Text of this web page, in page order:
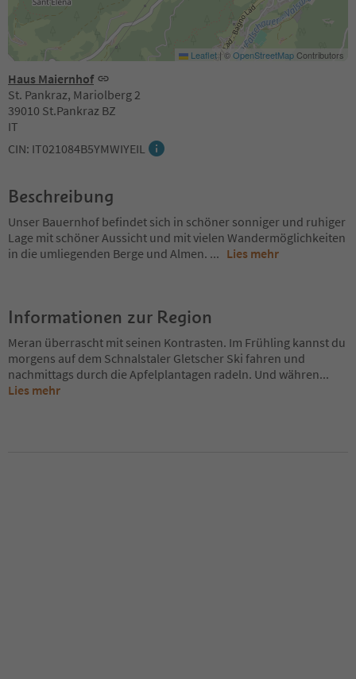
Haus Maiernhof
St. Pankraz, Mariolberg 2
39010 St.Pankraz BZ
IT
CIN: IT021084B5YMWIYEIL
Leaflet | ©OpenStreetMapContributors
Beschreibung
Unser Bauernhof befindet sich in schöner sonniger und ruhiger
Lage mit schöner Aussicht und mit vielen Wandermöglichkeiten
in die umliegenden Berge und Almen. ... Lies mehr
Informationen zur Region
Meran überrascht mit seinen Kontrasten. Im Frühling kannst du
morgens auf dem Schnalstaler Gletscher Ski fahren und
nachmittags durch die Apfelplantagen radeln. Und währen...
Lies mehr